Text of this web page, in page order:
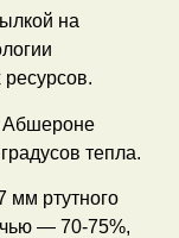
на
Абшероне
тепла.
мм ртутного
— 70-75%,